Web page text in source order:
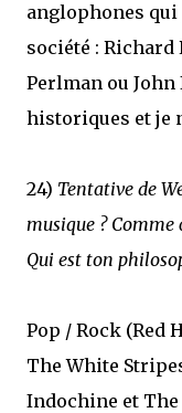
anglophones qui
société :
Perlman ou John
historiques et je
24) Tentative de
musique ?
Qui est ton
Pop / Rock (Red
The White
Indochine et The